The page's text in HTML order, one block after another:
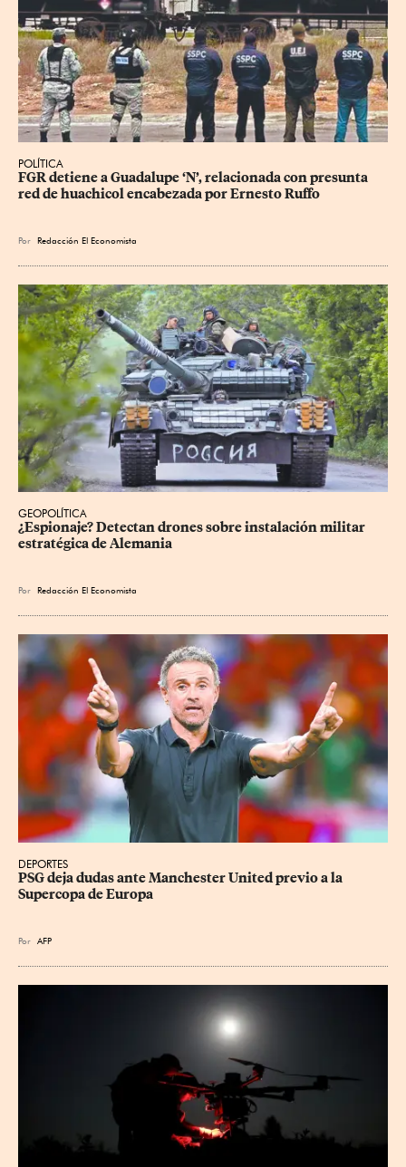
POLÍTICA
FGR detiene a Guadalupe ‘N’, relacionada con presunta
red de huachicol encabezada por Ernesto Ruffo
Por Redacción El Economista
GEOPOLÍTICA
¿Espionaje? Detectan drones sobre instalación militar
estratégica de Alemania
Por Redacción El Economista
DEPORTES
PSG deja dudas ante Manchester United previo a la
Supercopa de Europa
Por AFP